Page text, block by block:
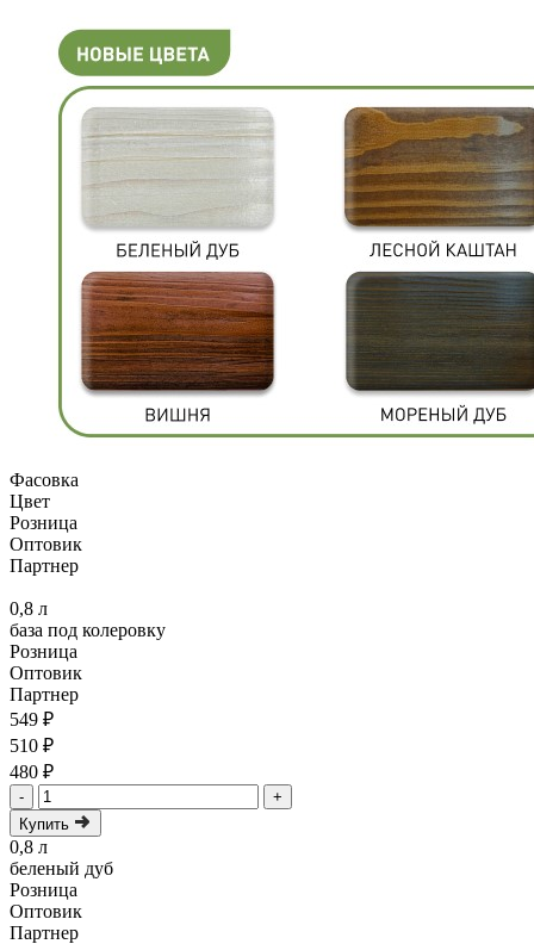
Фасовка
Цвет
Розница
Оптовик
Партнер
0,8 л
база под колеровку
Розница
Оптовик
Партнер
549 ₽
510 ₽
480 ₽
-
+
Купить
0,8 л
беленый дуб
Розница
Оптовик
Партнер